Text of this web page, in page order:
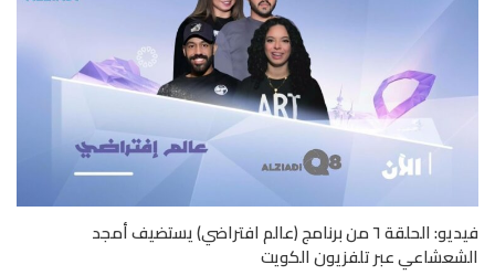
فيديو: الحلقة ٦ من برنامج (عالم افتراضي) يستضيف أمجد
الشعشاعي عبر تلفزيون الكويت